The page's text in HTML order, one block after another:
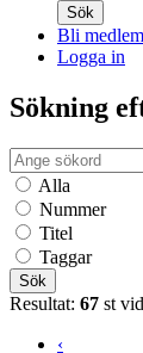
Sök
Bli medlem
Logga in
Sökning
Alla
Nummer
Titel
Taggar
Sök
Resultat: 67 st
‹